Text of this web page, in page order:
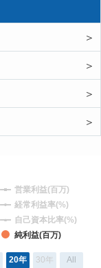
＞
＞
＞
＞
20年 30年 All
営業利益(百万)
経常利益率(%)
自己資本比率(%)
純利益(百万)